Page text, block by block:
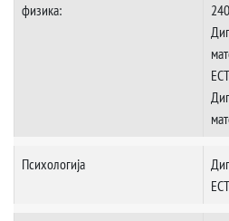
физика:
Психологија